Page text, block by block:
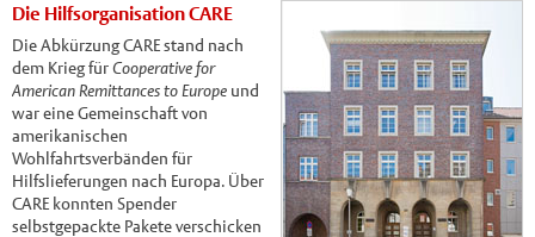
Die Hilfsorganisation CARE
Die Abkürzung CARE stand nach
dem Krieg fürCooperative for
American Remittances to Europeund
war eine Gemeinschaft von
amerikanischen
Wohlfahrtsverbänden für
Hilfslieferungen nach Europa. Über
CARE konnten Spender
selbstgepackte Pakete verschicken